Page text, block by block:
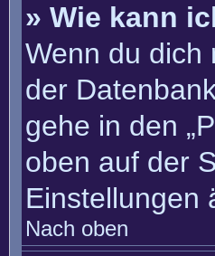
» Wie kann
Wenn du dich
der
gehe in den
oben auf der
Einstellungen
Nach oben